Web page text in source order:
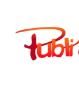
contenu
Publimath